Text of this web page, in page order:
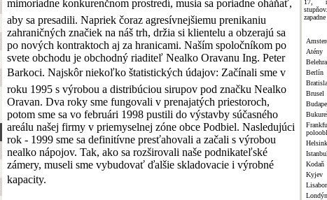
mimoriadne konkurenčnom prostredí, musia sa poriadne oháňať,
aby sa presadili. Napriek čoraz agresívnejšiemu prenikaniu
zahraničných značiek na náš trh, držia si klientelu a obzerajú sa
po nových kontraktoch aj za hranicami. Naším spoločníkom po
svete obchodu je obchodný riaditeľ Nealko Oravanu Ing. Peter
Barkoci. Najskôr niekoľko štatistických údajov: Začínali sme v
roku 1995 s výrobou a distribúciou sirupov pod značku Nealko
Oravan. Dva roky sme fungovali v prenajatých priestoroch,
potom sme sa vo februári 1998 pustili do výstavby súčasného
areálu našej firmy v priemyselnej zóne obce Podbiel. Nasledujúci
rok - 1999 sme sa definitívne presťahovali a začali s výrobou
nealko nápojov. Tak, ako sa rozširovali naše podnikateľské
zámery, museli sme vybudovať ďalšie skladovacie i výrobné
kapacity.
17,
Atény
Berlín
Brusel
Istanbul
Kodaň
Kyjev
Londýn